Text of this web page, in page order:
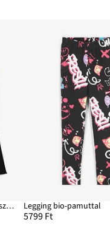
Bordás legging lefelé bővülő szárral (2 db-os csomag) Legging bio-pamuttal
5799 Ft